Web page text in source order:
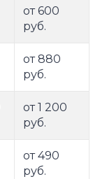
от 600
руб.
от 880
руб.
от 1 200
руб.
от 490
руб.